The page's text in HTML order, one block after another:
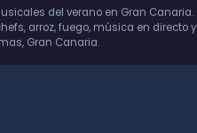
del verano en Gran Canaria.
arroz, fuego, música en directo y
Gran Canaria.